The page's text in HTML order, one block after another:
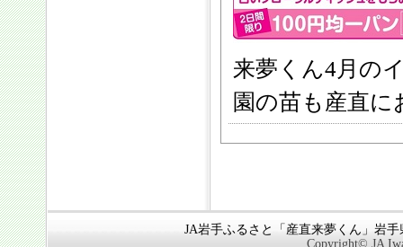
来夢くん4月の
園の苗も産直
JA岩手ふるさと「産直来夢くん」岩
Copyright© JA